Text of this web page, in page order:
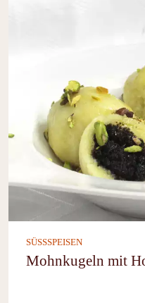
SÜSSSPEISEN
Mohnkugeln mit